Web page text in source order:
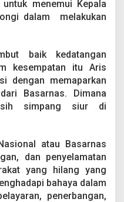
menemui Kepala
dalam melakukan
baik kedatangan
kesempatan itu Aris
dengan memaparkan
Basarnas. Dimana
simpang siur di
atau Basarnas
dan penyelamatan
yang hilang yang
bahaya dalam
penerbangan,